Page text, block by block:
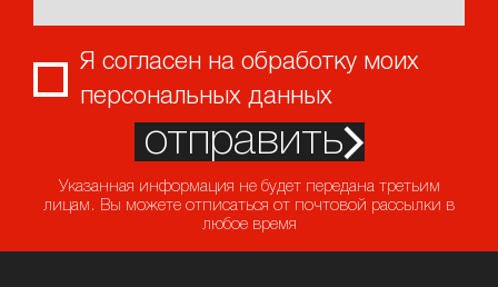
Я согласен на обработку моих
персональных данных
отправить
Указанная информация не будет передана третьим
лицам. Вы можете отписаться от почтовой рассылки в
любое время